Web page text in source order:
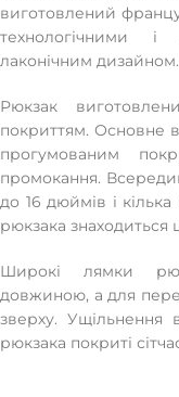
виготовлений
технологічними і
лаконічним дизайном.
Рюкзак
покриттям. Основне
прогумованим
промокання.
до 16 дюймів і
рюкзака
Широкі лямки
довжиною, а для
зверху. Ущільнення
рюкзака покриті